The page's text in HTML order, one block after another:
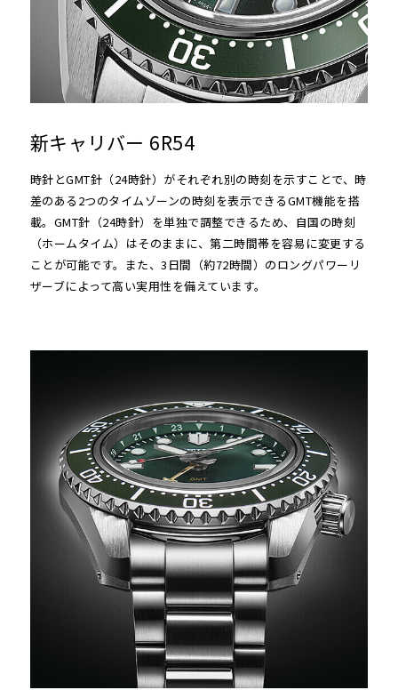
新キャリバー 6R54
時針とGMT針（24時針）がそれぞれ別の時刻を示すことで、時
差のある2つのタイムゾーンの時刻を表示できるGMT機能を搭
載。GMT針（24時針）を単独で調整できるため、自国の時刻
（ホームタイム）はそのままに、第二時間帯を容易に変更する
ことが可能です。また、3日間（約72時間）のロングパワーリ
ザーブによって高い実用性を備えています。